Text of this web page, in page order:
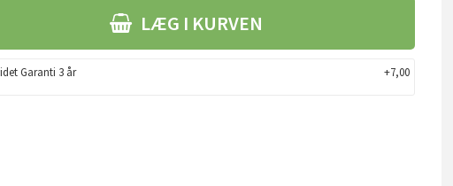
LÆG I KURVEN
Garanti 3 år +7,00